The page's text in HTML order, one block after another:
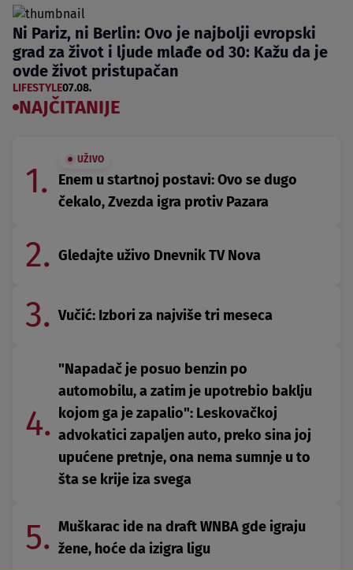
Ni Pariz, ni Berlin: Ovo je najbolji evropski
grad za život i ljude mlađe od 30: Kažu da je
ovde život pristupačan
LIFESTYLE07.08.
NAJČITANIJE
1.
UŽIVO
Enem u startnoj postavi: Ovo se dugo
čekalo, Zvezda igra protiv Pazara
2. Gledajte uživo Dnevnik TV Nova
3. Vučić: Izbori za najviše tri meseca
4.
"Napadač je posuo benzin po
automobilu, a zatim je upotrebio baklju
kojom ga je zapalio": Leskovačkoj
advokatici zapaljen auto, preko sina joj
upućene pretnje, ona nema sumnje u to
šta se krije iza svega
5. Muškarac ide na draft WNBA gde igraju
žene, hoće da izigra ligu